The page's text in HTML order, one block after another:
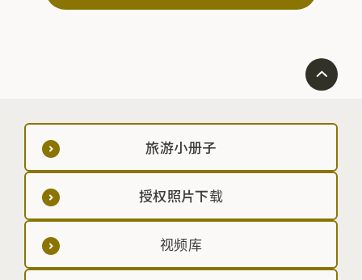
旅游小册子
授权照片下载
视频库